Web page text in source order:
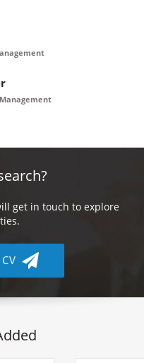
get in touch to explore